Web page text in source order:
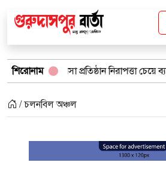
শিরোনাম
প্রতিষ্ঠান নিরাপত্তা চেয়ে ব্যবসায়ীর
/ চলনবিল অঞ্চল